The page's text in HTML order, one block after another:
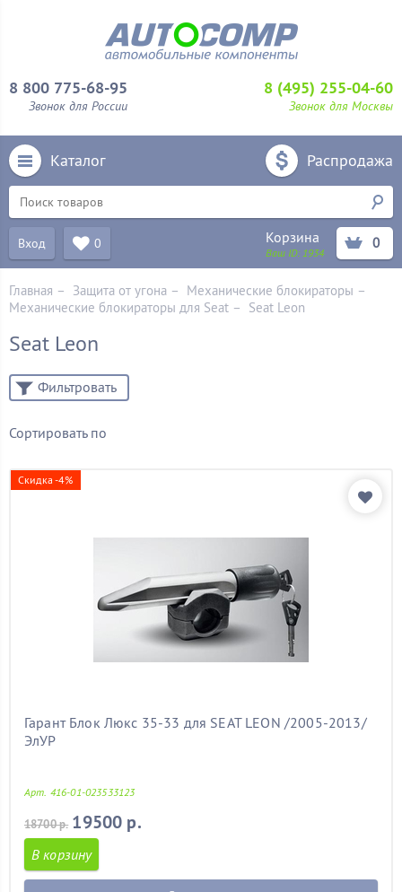
8 800 775-68-95
Звонок для России
8 (495) 255-04-60
Звонок для Москвы
Каталог Распродажа
Вход 0 Корзина
Ваш ID: 1934
0
Главная – Защита от угона – Механические блoкираторы –
Механические блокираторы для Seat – Seat Leon
Seat Leon
Сортировать по
Скидка -4%
Гарант Блок Люкс 35-33 для SEAT LEON /2005-2013/
ЭлУР
Арт. 416-01-023533123
18700 р. 19500 р.
В корзину
Бренд
Фильтровать